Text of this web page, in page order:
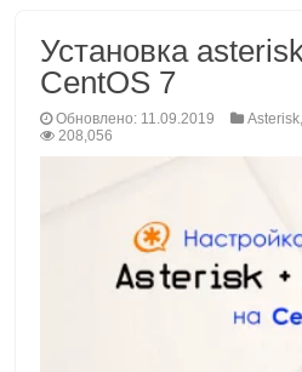
Установка
CentOS 7
Обновлено: 11.09.2019 Asterisk
208,056